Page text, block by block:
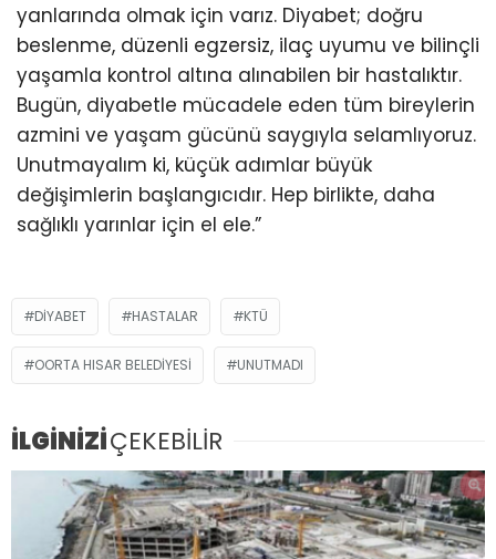
yanlarında olmak için varız. Diyabet; doğru
beslenme, düzenli egzersiz, ilaç uyumu ve bilinçli
yaşamla kontrol altına alınabilen bir hastalıktır.
Bugün, diyabetle mücadele eden tüm bireylerin
azmini ve yaşam gücünü saygıyla selamlıyoruz.
Unutmayalım ki, küçük adımlar büyük
değişimlerin başlangıcıdır. Hep birlikte, daha
sağlıklı yarınlar için el ele.”
DIYABET HASTALAR KTÜ
OORTA HISAR BELEDIYESI UNUTMADI
İLGİNİZİÇEKEBİLİR